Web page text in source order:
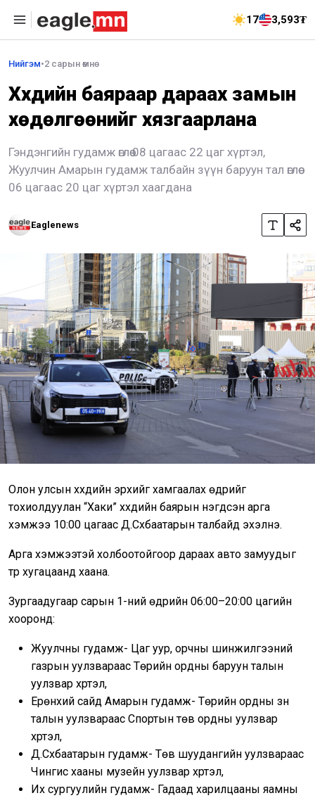
17 3,593₮
Нийгэм•2 сарын өмнө
Хүүхдийн баяраар дараах замын
хөдөлгөөнийг хязгаарлана
Гэндэнгийн гудамж өглөө 08 цагаас 22 цаг хүртэл,
Жуулчин Амарын гудамж талбайн зүүн баруун тал өглөө
06 цагаас 20 цаг хүртэл хаагдана
Eaglenews
Олон улсын хүүхдийн эрхийг хамгаалах өдрийг
тохиолдуулан “Хаки” хүүхдийн баярын нэгдсэн арга
хэмжээ 10:00 цагаас Д.Сүхбаатарын талбайд эхэлнэ.
Арга хэмжээтэй холбоотойгоор дараах авто замуудыг
түр хугацаанд хаана.
Зургаадугаар сарын 1-ний өдрийн 06:00–20:00 цагийн
хооронд:
Жуулчны гудамж- Цаг уур, орчны шинжилгээний
газрын уулзвараас Төрийн ордны баруун талын
уулзвар хүртэл,
Ерөнхий сайд Амарын гудамж- Төрийн ордны зүүн
талын уулзвараас Спортын төв ордны уулзвар
хүртэл,
Д.Сүхбаатарын гудамж- Төв шуудангийн уулзвараас
Чингис хааны музейн уулзвар хүртэл,
Их сургуулийн гудамж- Гадаад харилцааны яамны